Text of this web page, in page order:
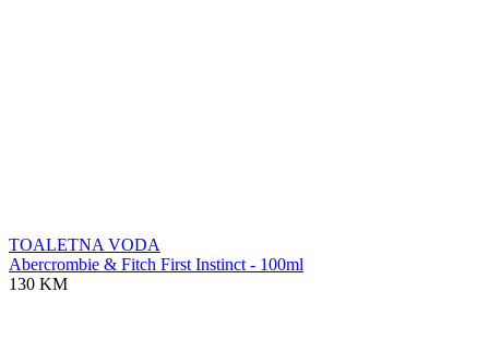
TOALETNA VODA
Abercrombie & Fitch First Instinct - 100ml
130 KM